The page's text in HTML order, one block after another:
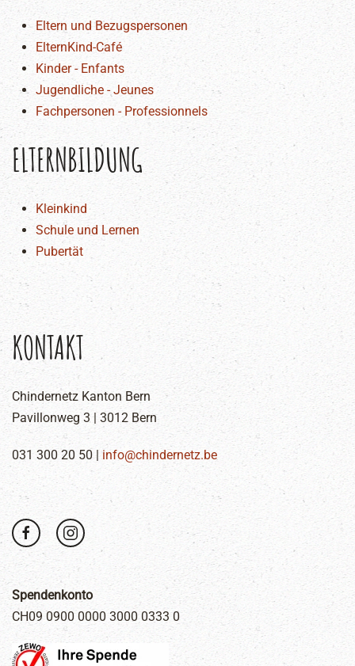
Eltern und Bezugspersonen
ElternKind-Café
Kinder - Enfants
Jugendliche - Jeunes
Fachpersonen - Professionnels
ELTERNBILDUNG
Kleinkind
Schule und Lernen
Pubertät
KONTAKT
Chindernetz Kanton Bern
Pavillonweg 3 | 3012 Bern
031 300 20 50 | info@chindernetz.be
Spendenkonto
CH09 0900 0000 3000 0333 0